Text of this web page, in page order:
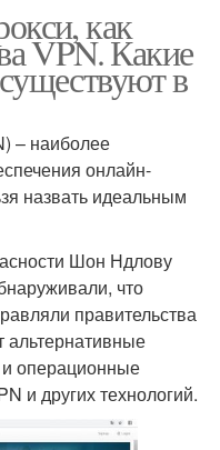
как
VPN. Какие
в
– наиболее
онлайн-
назвать идеальным
Шон Ндлову
что
правительства
альтернативные
операционные
и других технологий.